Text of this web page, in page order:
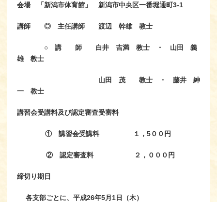
会場 「新潟市体育館」 新潟市中央区一番堀通町3-1
講師 ◎ 主任講師 渡辺 幹雄 教士
○ 講 師 白井 吉満 教士 ・ 山田 義
雄 教士
山田 茂 教士 ・ 藤井 紳
一教士
講習会受講料及び認定審査受審料
① 講習会受講料 １，5００円
② 認定審査料 ２，０００円
締切り期日
各支部ごとに、平成26年5月1日（木）